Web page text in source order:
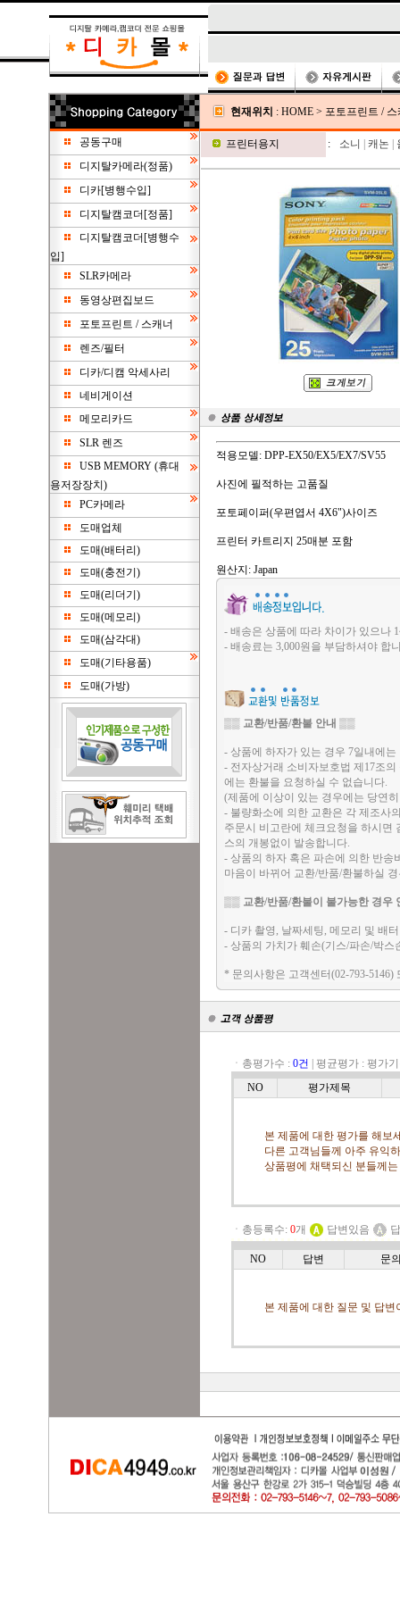
공동구매
디지탈카메라(정품)
디카[병행수입]
디지탈캠코더[정품]
디지탈캠코더[병행수
입]
SLR카메라
동영상편집보드
포토프린트 / 스캐너
렌즈/필터
디카/디캠 악세사리
네비게이션
메모리카드
SLR 렌즈
USB MEMORY (휴대
용저장장치)
PC카메라
도매업체
도매(배터리)
도매(충전기)
도매(리더기)
도매(메모리)
도매(삼각대)
도매(기타용품)
도매(가방)
현재위치 : HOME > 포토프린트 / 스
프린터용지 : 소니 캐논
적용모델: DPP-EX50/EX5/EX7/SV55
사진에 필적하는 고품질
포토페이퍼(우편엽서 4X6")사이즈
프린터 카트리지 25매분 포함
원산지: Japan
- 배송은 상품에 따라 차이가 있으나
- 배송료는 3,000원을 부담하셔야 합
▒▒ 교환/반품/환불 안내 ▒▒
- 상품에 하자가 있는 경우 7일내에
- 전자상거래 소비자보호법 제17조
에는 환불을 요청하실 수 없습니다.
(제품에 이상이 있는 경우에는 당연
- 불량화소에 의한 교환은 각 제조사
주문시 비고란에 체크요청을 하시면
스의 개봉없이 발송합니다.
- 상품의 하자 혹은 파손에 의한 반송
마음이 바뀌어 교환/반품/환불하실
▒▒ 교환/반품/환불이 불가능한 경우
- 디카 촬영, 날짜세팅, 메모리 및 배
- 상품의 가치가 훼손(기스/파손/박
* 문의사항은 고객센터(02-793-5146)
ㆍ총평가수 : 0건 평균평가 : 평가
NO
평가제목
본 제품에 대한 평가를 해보
다른 고객님들께 아주 유익
상품평에 채택되신 분들께
ㆍ총등록수: 0개 답변있음
NO 답변 문
본 제품에 대한 질문 및 답